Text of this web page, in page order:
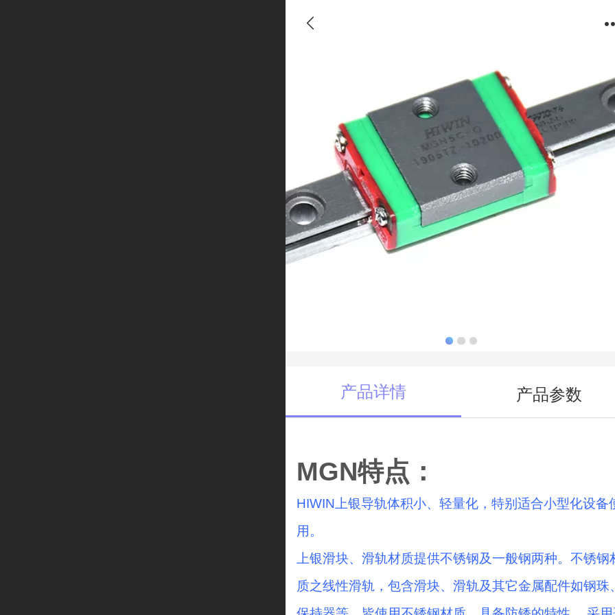
产品详情 产品参数
MGN特点：
HIWIN上银导轨体积小、轻量化，特别适合小型化设备
用。
上银滑块、滑轨材质提供不锈钢及一般钢两种。不锈钢
质之线性滑轨，包含滑块、滑轨及其它金属配件如钢珠、